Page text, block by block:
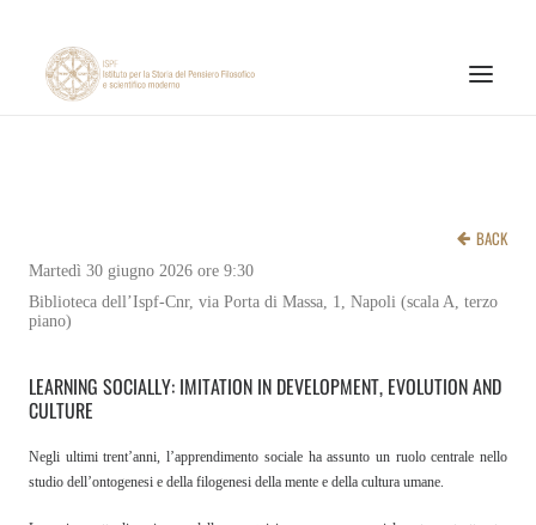
PUBBLICAZIONI
NOTIZIE ED EVENTI
CNR
PAGINA INSTAGRAM ISPF
BACK
Martedì 30 giugno 2026 ore 9:30
Biblioteca dell’Ispf-Cnr, via Porta di Massa, 1, Napoli (scala A, terzo
piano)
LEARNING SOCIALLY: IMITATION IN DEVELOPMENT, EVOLUTION AND
CULTURE
Negli ultimi trent’anni, l’apprendimento sociale ha assunto un ruolo centrale nello
studio dell’ontogenesi e della filogenesi della mente e della cultura umane.